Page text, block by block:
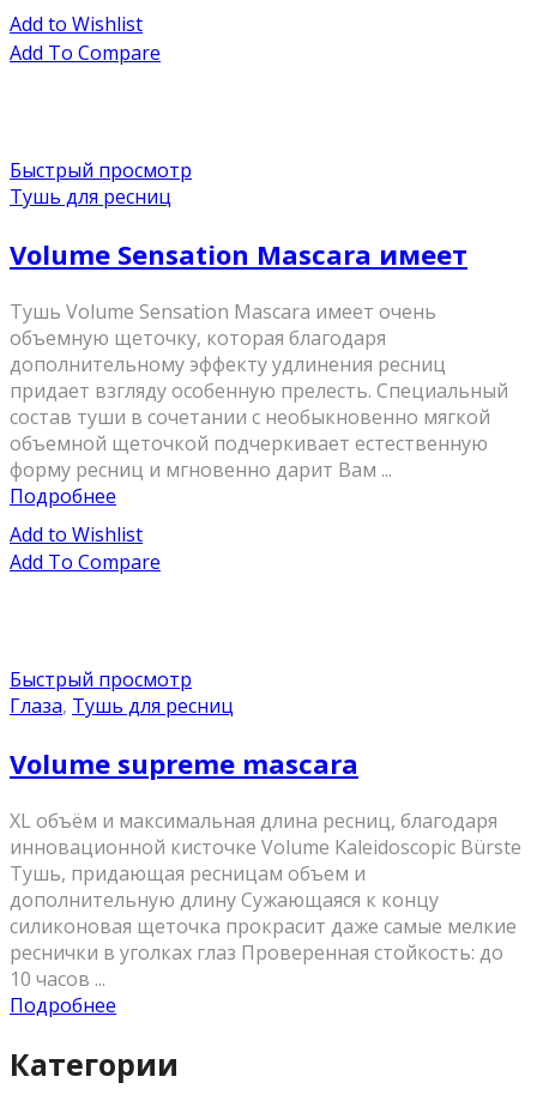
Add to Wishlist
Add To Compare
Быстрый просмотр
Тушь для ресниц
Volume Sensation Mascara имеет
Тушь Volume Sensation Mascara имеет очень
объемную щеточку, которая благодаря
дополнительному эффекту удлинения ресниц
придает взгляду особенную прелесть. Специальный
состав туши в сочетании с необыкновенно мягкой
объемной щеточкой подчеркивает естественную
форму ресниц и мгновенно дарит Вам ...
Подробнее
Add to Wishlist
Add To Compare
Быстрый просмотр
Глаза, Тушь для ресниц
Volume supreme mascara
XL объём и максимальная длина ресниц, благодаря
инновационной кисточке Volume Kaleidoscopic Bürste
Тушь, придающая ресницам объем и
дополнительную длину Сужающаяся к концу
силиконовая щеточка прокрасит даже самые мелкие
реснички в уголках глаз Проверенная стойкость: до
10 часов ...
Подробнее
Категории